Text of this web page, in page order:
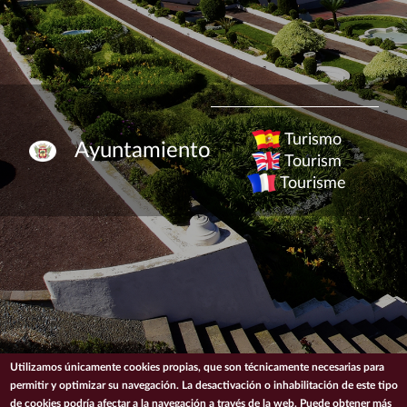
Ayuntamiento
Turismo
Tourism
Tourisme
Utilizamos únicamente cookies propias, que son técnicamente necesarias para
permitir y optimizar su navegación. La desactivación o inhabilitación de este tipo
de cookies podría afectar a la navegación a través de la web. Puede obtener más